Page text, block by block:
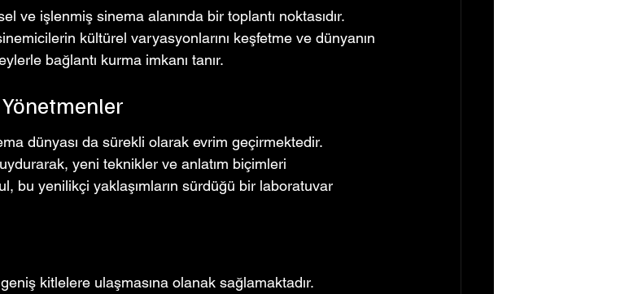
ve işlenmiş sinema alanında bir toplantı noktasıdır.
kültürel varyasyonlarını keşfetme ve dünyanın
bağlantı kurma imkanı tanır.
dünyası da sürekli olarak evrim geçirmektedir.
yeni teknikler ve anlatım biçimleri
bu yenilikçi yaklaşımların sürdüğü bir laboratuvar
kitlelere ulaşmasına olanak sağlamaktadır.